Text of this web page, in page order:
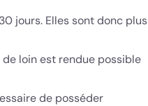
jours. Elles sont donc plus
loin est rendue possible
de posséder